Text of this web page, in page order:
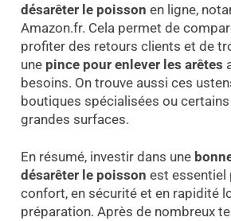
désarêter le poisson en ligne,
Amazon.fr. Cela permet de
profiter des retours clients et de
une pince pour enlever les arêtes
besoins. On trouve aussi ces
boutiques spécialisées ou
grandes surfaces.
En résumé, investir dans une
désarêter le poisson est essentiel
confort, en sécurité et en rapidité
préparation. Après de nombreux